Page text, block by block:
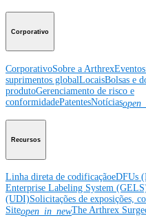
Corporativo
CorporativoSobre a Arthrex
suprimentos globalLocaisBolsas e
produtoGerenciamento de risco e
conformidadePatentesNotícias
Recursos
Linha direta de codificaçãoeDFUs
Enterprise Labeling System
(UDI)Solicitações de exposições,
Siteopen_in_newThe Arthrex